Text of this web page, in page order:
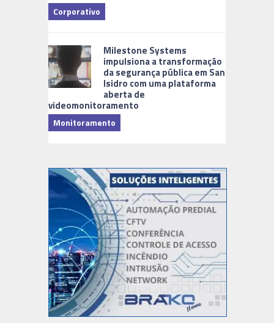
Corporativo
Milestone Systems
impulsiona a transformação
da segurança pública em San
Isidro com uma plataforma
aberta de
videomonitoramento
Monitoramento